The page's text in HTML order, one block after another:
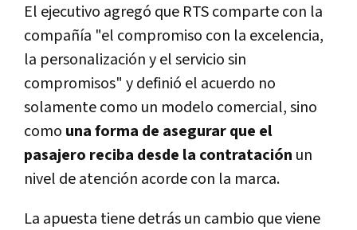
El ejecutivo agregó que RTS comparte con la
compañía "el compromiso con la excelencia,
la personalización y el servicio sin
compromisos" y definió el acuerdo no
solamente como un modelo comercial, sino
como una forma de asegurar que el
pasajero reciba desde la contratación un
nivel de atención acorde con la marca.
La apuesta tiene detrás un cambio que viene